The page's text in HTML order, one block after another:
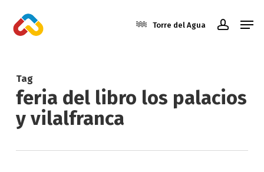
main
Torre del Agua account
Tag
feria del libro los palacios
y vilalfranca